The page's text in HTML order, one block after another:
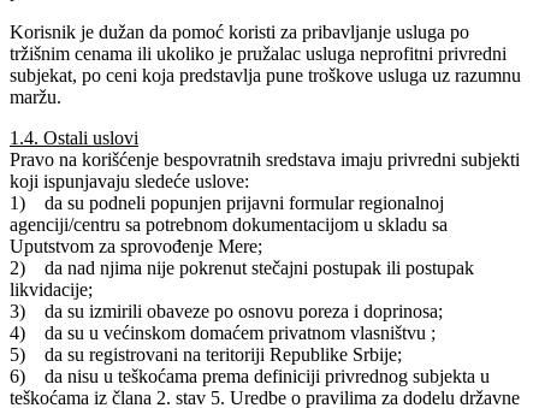
Korisnik je dužan da pomoć koristi za pribavljanje usluga po
tržišnim cenama ili ukoliko je pružalac usluga neprofitni privredni
subjekat, po ceni koja predstavlja pune troškove usluga uz razumnu
maržu.
1.4. Ostali uslovi
Pravo na korišćenje bespovratnih sredstava imaju privredni subjekti
koji ispunjavaju sledeće uslove:
1) da su podneli popunjen prijavni formular regionalnoj
agenciji/centru sa potrebnom dokumentacijom u skladu sa
Uputstvom za sprovođenje Mere;
2) da nad njima nije pokrenut stečajni postupak ili postupak
likvidacije;
3) da su izmirili obaveze po osnovu poreza i doprinosa;
4) da su u većinskom domaćem privatnom vlasništvu ;
5) da su registrovani na teritoriji Republike Srbije;
6) da nisu u teškoćama prema definiciji privrednog subjekta u
teškoćama iz člana 2. stav 5. Uredbe o pravilima za dodelu državne